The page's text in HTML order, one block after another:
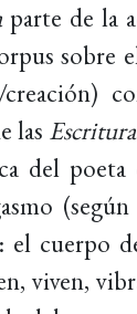
parte de la
sobre
las
del
el cuerpo
viven,